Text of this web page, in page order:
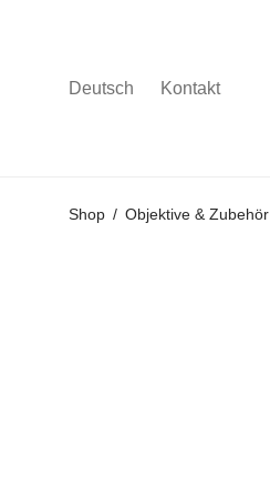
Deutsch Kontakt
Shop / Objektive & Zubehör